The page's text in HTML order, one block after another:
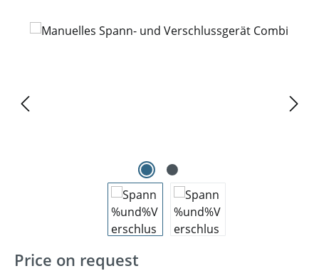
Ignorer la galerie d'images
Price on request